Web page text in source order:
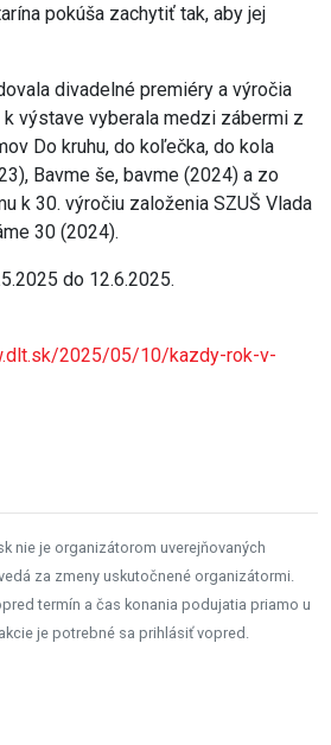
pokúša zachytiť tak, aby jej
divadelné premiéry a výročia
výstave vyberala medzi zábermi z
Do kruhu, do koľečka, do kola
Bavme še, bavme (2024) a zo
k 30. výročiu založenia SZUŠ Vlada
30 (2024).
do 12.6.2025.
2025/05/10/kazdy-rok-v-
nie je organizátorom uverejňovaných
za zmeny uskutočnené organizátormi.
termín a čas konania podujatia priamo u
je potrebné sa prihlásiť vopred.